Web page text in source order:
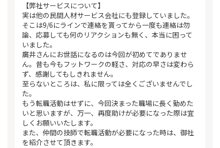
【弊社サービスについて】
実は他の民間人材サービス会社にも登録していました。
そこは9/6にラインで連絡を貰ってから一度も連絡は勿
論、応募しても何のリアクションも無く、本当に困って
いました。
廣井さんにお世話になるのは今回が初めてでありませ
ん。昔も今もフットワークの軽さ、対応の早さは変わら
ず、感謝してもしきれません。
至らないところは、私に限っては全くございませんでし
た。
もう転職活動はせずに、今回決まった職場に長く勤めた
いと思いますが、万一、再度助けが必要になった際は宜
しくお願いいたします。
また、仲間の技師で転職活動が必要になった時は、御社
を紹介させて頂きます。